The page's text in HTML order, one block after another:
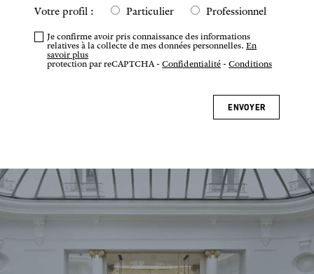
Votre profil : Particulier Professionnel
Je confirme avoir pris connaissance des informations
relatives à la collecte de mes données personnelles.En
savoir plus
protection par reCAPTCHA -Confidentialité -Conditions
ENVOYER